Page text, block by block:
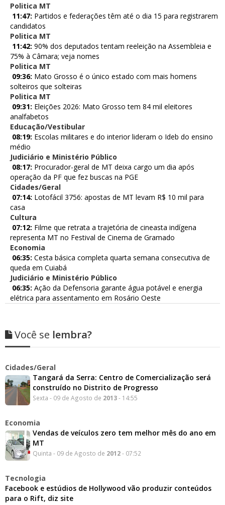
Politica MT
11:47: Partidos e federações têm até o dia 15 para registrarem
candidatos
Politica MT
11:42: 90% dos deputados tentam reeleição na Assembleia e
75% à Câmara; veja nomes
Politica MT
09:36: Mato Grosso é o único estado com mais homens
solteiros que solteiras
Politica MT
09:31: Eleições 2026: Mato Grosso tem 84 mil eleitores
analfabetos
Educação/Vestibular
08:19: Escolas militares e do interior lideram o Ideb do ensino
médio
Judiciário e Ministério Público
08:17: Procurador-geral de MT deixa cargo um dia após
operação da PF que fez buscas na PGE
Cidades/Geral
07:14: Lotofácil 3756: apostas de MT levam R$ 10 mil para
casa
Cultura
07:12: Filme que retrata a trajetória de cineasta indígena
representa MT no Festival de Cinema de Gramado
Economia
06:35: Cesta básica completa quarta semana consecutiva de
queda em Cuiabá
Judiciário e Ministério Público
06:35: Ação da Defensoria garante água potável e energia
elétrica para assentamento em Rosário Oeste
Você se lembra?
Cidades/Geral
Tangará da Serra: Centro de Comercialização será
construído no Distrito de Progresso
Sexta - 09 de Agosto de 2013- 14:55
Economia
Vendas de veículos zero tem melhor mês do ano em
MT
Quinta - 09 de Agosto de 2012- 07:52
Tecnologia
Facebook e estúdios de Hollywood vão produzir conteúdos
para o Rift, diz site